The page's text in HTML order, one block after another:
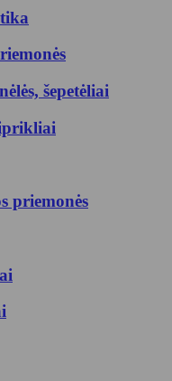
šepetėliai
priemonės